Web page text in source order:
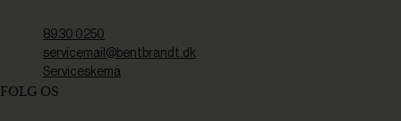
8930 0250
servicemail@bentbrandt.dk
Serviceskema
FØLG OS